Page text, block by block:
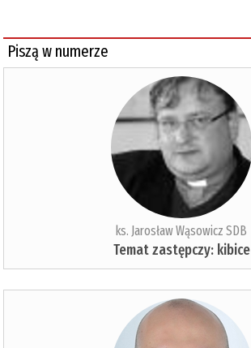
Piszą w numerze
ks. Jarosław Wąsowicz SDB
Temat zastępczy: kibice